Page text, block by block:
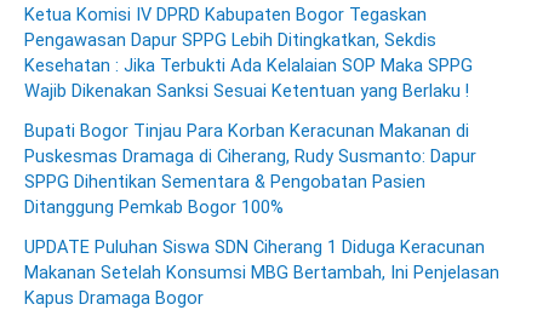
Ketua Komisi IV DPRD Kabupaten Bogor Tegaskan
Pengawasan Dapur SPPG Lebih Ditingkatkan, Sekdis
Kesehatan : Jika Terbukti Ada Kelalaian SOP Maka SPPG
Wajib Dikenakan Sanksi Sesuai Ketentuan yang Berlaku !
Bupati Bogor Tinjau Para Korban Keracunan Makanan di
Puskesmas Dramaga di Ciherang, Rudy Susmanto: Dapur
SPPG Dihentikan Sementara & Pengobatan Pasien
Ditanggung Pemkab Bogor 100%
UPDATE Puluhan Siswa SDN Ciherang 1 Diduga Keracunan
Makanan Setelah Konsumsi MBG Bertambah, Ini Penjelasan
Kapus Dramaga Bogor